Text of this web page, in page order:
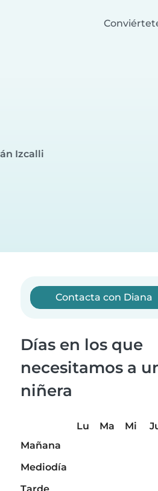
Izcalli
Contacta con Diana
Días en los que
necesitamos a
niñera
Lu Ma Mi
Mañana
Mediodía